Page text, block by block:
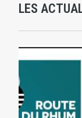
LES